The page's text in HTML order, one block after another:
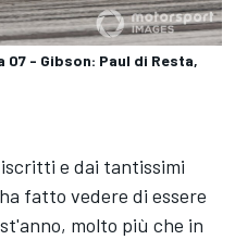
- Gibson: Paul di Resta,
e dai tantissimi
fatto vedere di essere
molto più che in